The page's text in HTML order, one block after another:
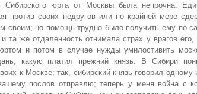
Сибирского юрта от Москвы была непрочна:
против своих недругов или по крайней мере
своим; но помощь трудно было получить ему по
и та же отдаленность отнимала страх у врагов
и потом в случае нужды умилостивить
какую платил прежний князь. В Сибири
к Москве; так, сибирский князь говорил
послов отправлю; теперь у меня война с